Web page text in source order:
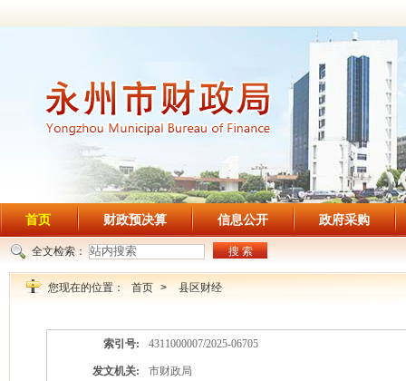
首页 财政预决算 信息公开 政府采购
搜 索
全文检索：
您现在的位置： 首页 > 县区财经
索引号: 4311000007/2025-06705
发文机关: 市财政局